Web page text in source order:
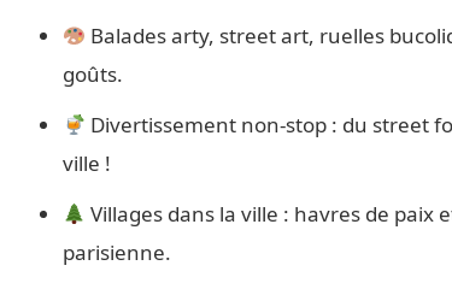
Balades arty, street art, ruelles
goûts.
Divertissement non-stop : du street
ville !
Villages dans la ville : havres de paix
parisienne.